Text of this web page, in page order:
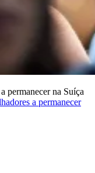
permanecer na Suíça
a permanecer